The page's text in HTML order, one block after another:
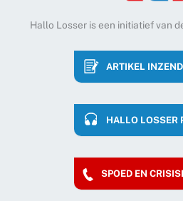
Hallo Losser is een initiatief van
ARTIKEL
HALLO LOSSER
SPOED EN